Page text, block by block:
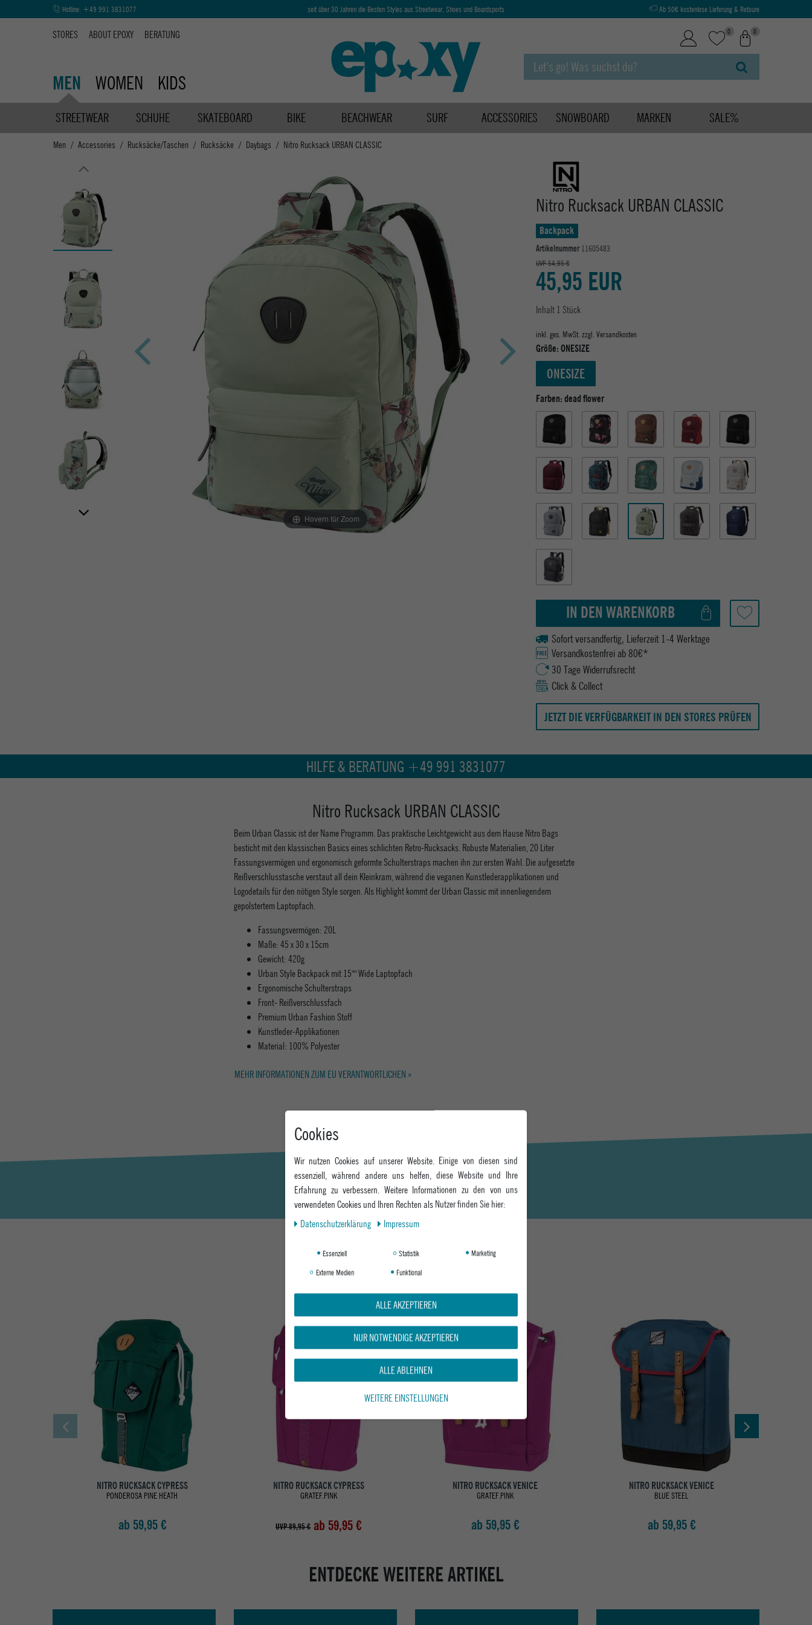
Hotline: +49 991 3831077 seit über 30 Jahren die Besten Styles aus Streetwear, Shoes und Boardsports Ab 50€ kostenlose Lieferung & Retoure
STORES ABOUT EPOXY BERATUNG
MEN WOMEN KIDS
0 0
STREETWEAR SCHUHE SKATEBOARD BIKE BEACHWEAR SURF ACCESSORIES SNOWBOARD MARKEN SALE%
Men Accessories Rucksäcke/Taschen Rucksäcke Daybags Nitro Rucksack URBAN CLASSIC
Hovern für Zoom
Nitro Rucksack URBAN CLASSIC
Backpack
Artikelnummer11605483
UVP 54,95 €
45,95 EUR
Inhalt 1 Stück
inkl. ges. MwSt. zzgl. Versandkosten
Größe:ONESIZE
ONESIZE
Farben:dead flower
IN DEN WARENKORB
Sofort versandfertig, Lieferzeit 1-4 Werktage
Versandkostenfrei ab 80€*
30 Tage Widerrufsrecht
Click & Collect
JETZT DIE VERFÜGBARKEIT IN DEN STORES PRÜFEN
HILFE & BERATUNG +49 991 3831077
Nitro Rucksack URBAN CLASSIC
Beim Urban Classic ist der Name Programm. Das praktische Leichtgewicht aus dem Hause Nitro Bags
besticht mit den klassischen Basics eines schlichten Retro-Rucksacks. Robuste Materialien, 20 Liter
Fassungsvermögen und ergonomisch geformte Schulterstraps machen ihn zur ersten Wahl. Die aufgesetzte
Reißverschlusstasche verstaut all dein Kleinkram, während die veganen Kunstlederapplikationen und
Logodetails für den nötigen Style sorgen. Als Highlight kommt der Urban Classic mit innenliegendem
gepolstertem Laptopfach.
Fassungsvermögen: 20L
Maße: 45 x 30 x 15cm
Gewicht: 420g
Urban Style Backpack mit 15"" Wide Laptopfach
Ergonomische Schulterstraps
Front- Reißverschlussfach
Premium Urban Fashion Stoff
Kunstleder-Applikationen
Material: 100% Polyester
MEHR INFORMATIONEN ZUM EU VERANTWORTLICHEN »
DAS KÖNNTE DIR AUCH GEFALLEN
NITRO RUCKSACK CYPRESS
PONDEROSA PINE HEATH
ab 59,95 €
NITRO RUCKSACK CYPRESS
GRATEF.PINK
UVP 89,95 € ab 59,95 €
NITRO RUCKSACK VENICE
GRATEF.PINK
ab 59,95 €
NITRO RUCKSACK VENICE
BLUE STEEL
ab 59,95 €
ENTDECKE WEITERE ARTIKEL
Cookies
Wir nutzen Cookies auf unserer Website. Einige von diesen sind
essenziell, während andere uns helfen, diese Website und Ihre
Erfahrung zu verbessern. Weitere Informationen zu den von uns
verwendeten Cookies und Ihren Rechten als Nutzer finden Sie hier:
Daten­schutz­erklärung
Impressum
Essenziell Statistik
Marketing
Externe Medien
Funktional
ALLE AKZEPTIEREN
NUR NOTWENDIGE AKZEPTIEREN
ALLE ABLEHNEN
WEITERE EINSTELLUNGEN